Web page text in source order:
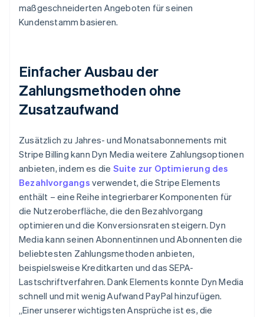
maßgeschneiderten Angeboten für seinen
Kundenstamm basieren.
Einfacher Ausbau der
Zahlungsmethoden ohne
Zusatzaufwand
Zusätzlich zu Jahres- und Monatsabonnements mit
Stripe Billing kann Dyn Media weitere Zahlungsoptionen
anbieten, indem es die Suite zur Optimierung des
Bezahlvorgangs verwendet, die Stripe Elements
enthält – eine Reihe integrierbarer Komponenten für
die Nutzeroberfläche, die den Bezahlvorgang
optimieren und die Konversionsraten steigern. Dyn
Media kann seinen Abonnentinnen und Abonnenten die
beliebtesten Zahlungsmethoden anbieten,
beispielsweise Kreditkarten und das SEPA-
Lastschriftverfahren. Dank Elements konnte Dyn Media
schnell und mit wenig Aufwand PayPal hinzufügen.
„Einer unserer wichtigsten Ansprüche ist es, die